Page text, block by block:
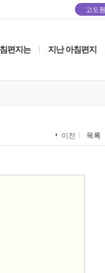
고도
편지는 지난 아침편지
이전 목록